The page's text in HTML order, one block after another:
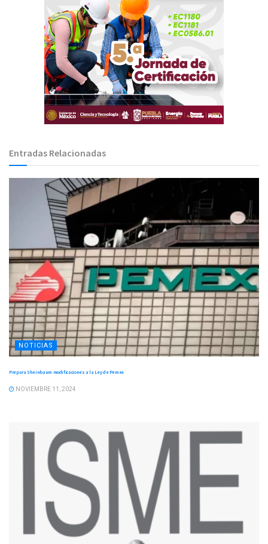
Entradas Relacionadas
NOTICIAS
Prepara Sheinbaum modificaciones a la Ley de Pemex
NOVIEMBRE 11, 2024